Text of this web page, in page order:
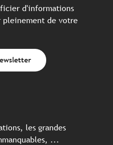
d'informations
de votre
les grandes
...